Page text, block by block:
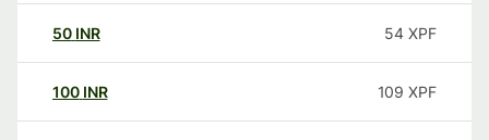
50 INR 54 XPF
100 INR 109 XPF